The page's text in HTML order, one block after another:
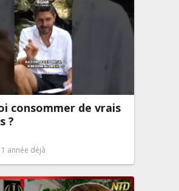
consommer de vrais
?
1 année déjà